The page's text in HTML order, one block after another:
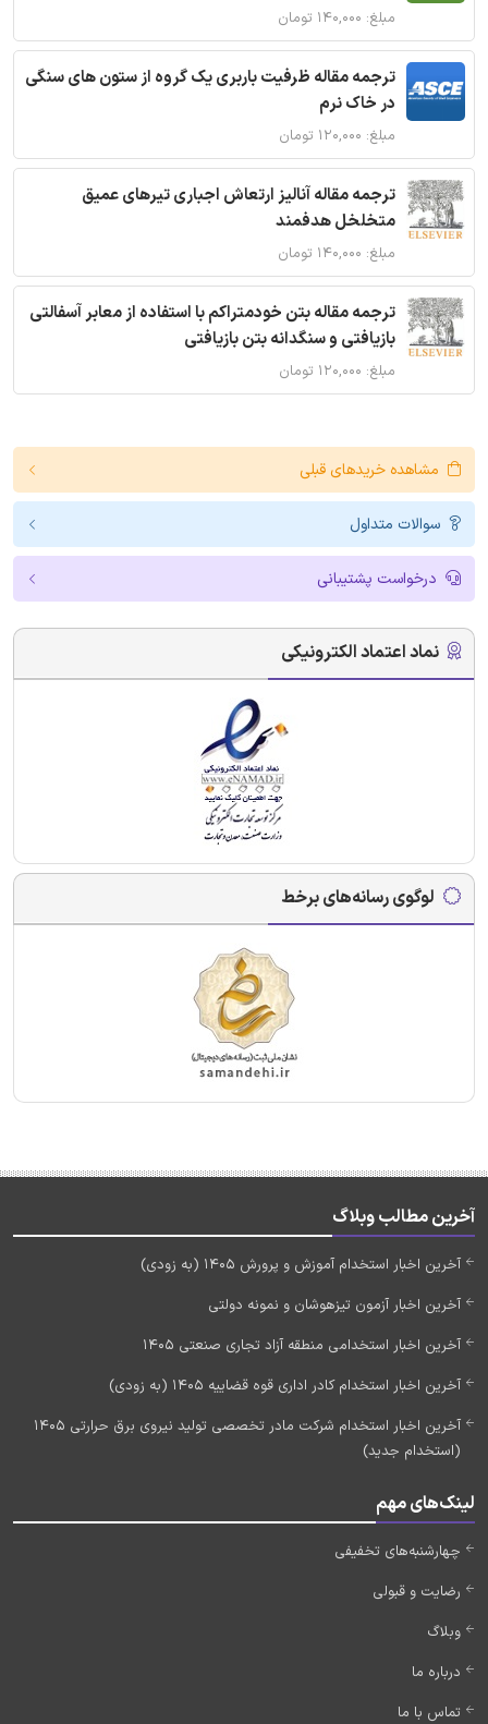
مبلغ: ۱۴۰,۰۰۰ تومان
ترجمه مقاله ظرفیت باربری یک گروه از ستون های سنگی
در خاک نرم
مبلغ: ۱۲۰,۰۰۰ تومان
ترجمه مقاله آنالیز ارتعاش اجباری تیرهای عمیق
متخلخل هدفمند
مبلغ: ۱۴۰,۰۰۰ تومان
ترجمه مقاله بتن خودمتراکم با استفاده از معابر آسفالتی
بازیافتی و سنگدانه بتن بازیافتی
مبلغ: ۱۲۰,۰۰۰ تومان
مشاهده خریدهای قبلی
سوالات متداول
درخواست پشتیبانی
نماد اعتماد الکترونیکی
لوگوی رسانه‌های برخط
آخرین مطالب وبلاگ
آخرین اخبار استخدام آموزش و پرورش 1405 (به زودی)
آخرین اخبار آزمون تیزهوشان و نمونه دولتی
آخرین اخبار استخدامی منطقه آزاد تجاری صنعتی 1405
آخرین اخبار استخدام کادر اداری قوه قضاییه 1405 (به زودی)
آخرین اخبار استخدام شرکت مادر تخصصی تولید نیروی برق حرارتی 1405
(استخدام جدید)
لینک‌های مهم
چهارشنبه‌های تخفیفی
رضایت و قبولی
وبلاگ
درباره ما
تماس با ما